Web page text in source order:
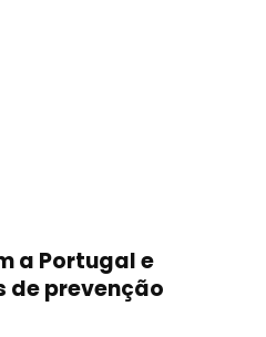
a Portugal e
de prevenção